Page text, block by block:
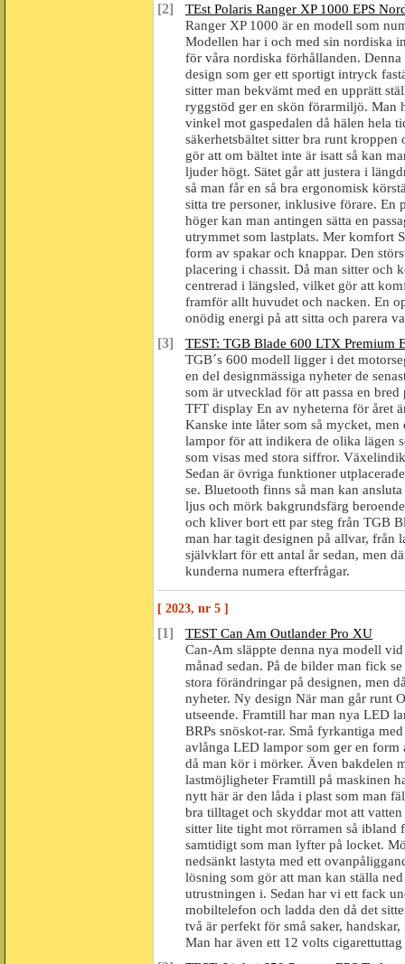
[2]
TEst Polaris Ranger XP 1000 EPS
Ranger XP 1000 är en modell som
Modellen har i och med sin nordiska
för våra nordiska förhållanden.
design som ger ett sportigt intryck
sitter man bekvämt med en upprätt
ryggstöd ger en skön förarmiljö. Man
vinkel mot gaspedalen då hälen hela
säkerhetsbältet sitter bra runt
gör att om bältet inte är isatt så kan
ljuder högt. Sätet går att justera i
så man får en så bra ergonomisk
sitta tre personer, inklusive förare. En
höger kan man antingen sätta en
utrymmet som lastplats. Mer komfort
form av spakar och knappar. Den
placering i chassit. Då man sitter och
centrerad i längsled, vilket gör att
framför allt huvudet och nacken. En
onödig energi på att sitta och parera
[3]
TEST: TGB Blade 600 LTX Premium
TGB´s 600 modell ligger i det
en del designmässiga nyheter de
som är utvecklad för att passa en
TFT display En av nyheterna för året
Kanske inte låter som så mycket,
lampor för att indikera de olika lägen
som visas med stora siffror.
Sedan är övriga funktioner
se. Bluetooth finns så man kan
ljus och mörk bakgrundsfärg
och kliver bort ett par steg från TGB
man har tagit designen på allvar, från
självklart för ett antal år sedan, men
kunderna numera efterfrågar.
[ 2023, nr 5 ]
[1]
TEST Can Am Outlander Pro XU
Can-Am släppte denna nya modell
månad sedan. På de bilder man fick
stora förändringar på designen, men
nyheter. Ny design När man går runt
utseende. Framtill har man nya LED
BRPs snöskot-rar. Små fyrkantiga
avlånga LED lampor som ger en
då man kör i mörker. Även bakdelen
lastmöjligheter Framtill på maskinen
nytt här är den låda i plast som man
bra tilltaget och skyddar mot att
sitter lite tight mot rörramen så ibland
samtidigt som man lyfter på locket.
nedsänkt lastyta med ett
lösning som gör att man kan ställa
utrustningen i. Sedan har vi ett fack
mobiltelefon och ladda den då det
två är perfekt för små saker,
Man har även ett 12 volts